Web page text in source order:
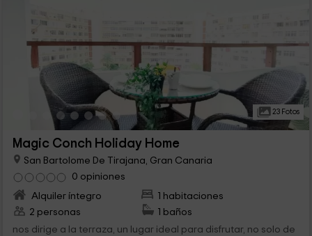
23 Fotos
Magic Conch Holiday Home
San Bartolome De Tirajana, Gran Canaria
0 opiniones
Alquiler íntegro
1 habitaciones
2 personas
1 baños
nos dirige a la terraza, un lugar ideal para disfrutar, no solo de